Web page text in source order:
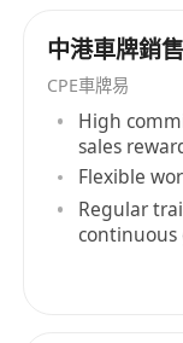
中港車牌銷
CPE車牌易
High
sales
Flexible
Regular